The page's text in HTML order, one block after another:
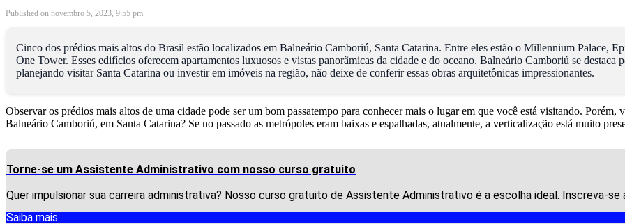
Published on novembro 5, 2023, 9:55 pm
Cinco dos prédios mais altos do Brasil estão localizados em Balneário Camboriú, Santa Catarina. Entre eles estão o Millennium Palace,
One Tower. Esses edifícios oferecem apartamentos luxuosos e vistas panorâmicas da cidade e do oceano. Balneário Camboriú se destaca
planejando visitar Santa Catarina ou investir em imóveis na região, não deixe de conferir essas obras arquitetônicas impressionantes.
Observar os prédios mais altos de uma cidade pode ser um bom passatempo para conhecer mais o lugar em que você está visitando.
Balneário Camboriú, em Santa Catarina? Se no passado as metrópoles eram baixas e espalhadas, atualmente, a verticalização está muito
Torne-se um Assistente Administrativo com nosso curso gratuito
Quer impulsionar sua carreira administrativa? Nosso curso gratuito de Assistente Administrativo é a escolha ideal. Inscreva-
Saiba mais